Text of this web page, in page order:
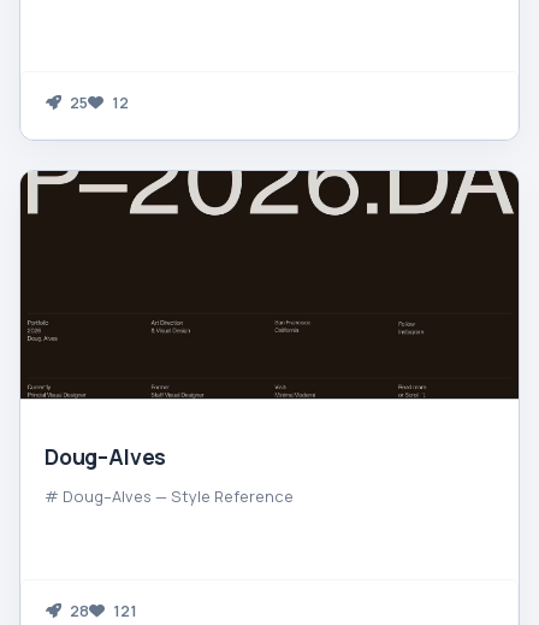
25 12
Doug–Alves
# Doug–Alves — Style Reference
28 121